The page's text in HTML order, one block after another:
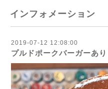
インフォメーション
2019-07-12 12:08:00
プルドポークバーガーあ